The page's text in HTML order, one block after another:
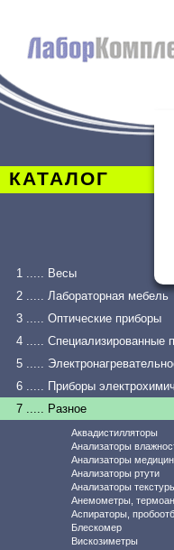
КАТАЛОГ
1 ..... Весы
2 ..... Лабораторная мебель
3 ..... Оптические приборы
4 ..... Специализированные
5 .....
6 ..... Приборы
7 ..... Разное
Аквадистилляторы
Анализаторы
Анализаторы
Анализаторы ртути
Анализаторы
Анемометры,
Аспираторы,
Блескомер
Вискозиметры